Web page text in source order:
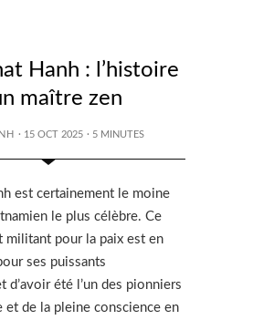
Hanh : l’histoire
maître zen
· 15 OCT 2025 · 5 MINUTES
est certainement le moine
le plus célèbre. Ce
militant pour la paix est en
ses puissants
d’avoir été l’un des pionniers
et de la pleine conscience en